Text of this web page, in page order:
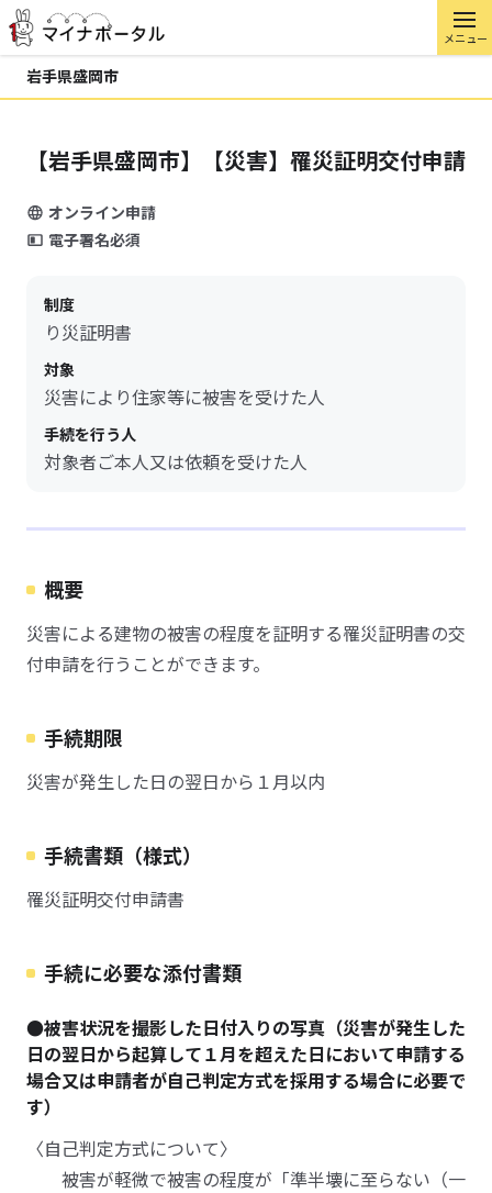
メニュー
岩手県盛岡市
【岩手県盛岡市】【災害】罹災証明交付申請
オンライン申請
電子署名必須
制度
り災証明書
対象
災害により住家等に被害を受けた人
手続を行う人
対象者ご本人又は依頼を受けた人
概要
災害による建物の被害の程度を証明する罹災証明書の交
付申請を行うことができます。
手続期限
災害が発生した日の翌日から１月以内
手続書類（様式）
罹災証明交付申請書
手続に必要な添付書類
●被害状況を撮影した日付入りの写真（災害が発生した
日の翌日から起算して１月を超えた日において申請する
場合又は申請者が自己判定方式を採用する場合に必要で
す）
〈自己判定方式について〉
被害が軽微で被害の程度が「準半壊に至らない（一